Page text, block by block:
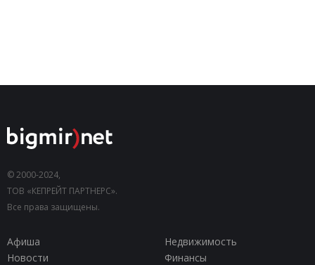
© 2000-2024,
ТОВ «КЕПРЕЙТ ПАРТНЕРС».
Все права защищены.
Афиша
Недвижимость
Новости
Финансы